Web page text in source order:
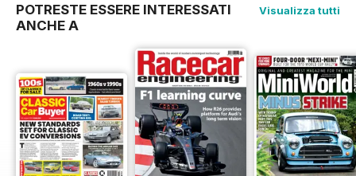
POTRESTE ESSERE INTERESSATI
ANCHE A
Visualizza tutti